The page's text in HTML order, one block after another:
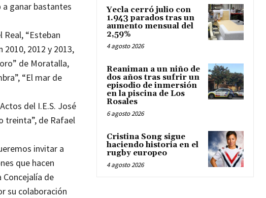
ganar bastantes
Real, “Esteban
2010, 2012 y 2013,
de Moratalla,
“El mar de
del I.E.S. José
treinta”, de Rafael
invitar a
que hacen
de
su colaboración
Yecla cerró julio con
1.943 parados tras un
aumento mensual del
2,59%
4 agosto 2026
Reaniman a un niño de
dos años tras sufrir un
episodio de inmersión
en la piscina de Los
Rosales
6 agosto 2026
Cristina Song sigue
haciendo historia en el
rugby europeo
4 agosto 2026